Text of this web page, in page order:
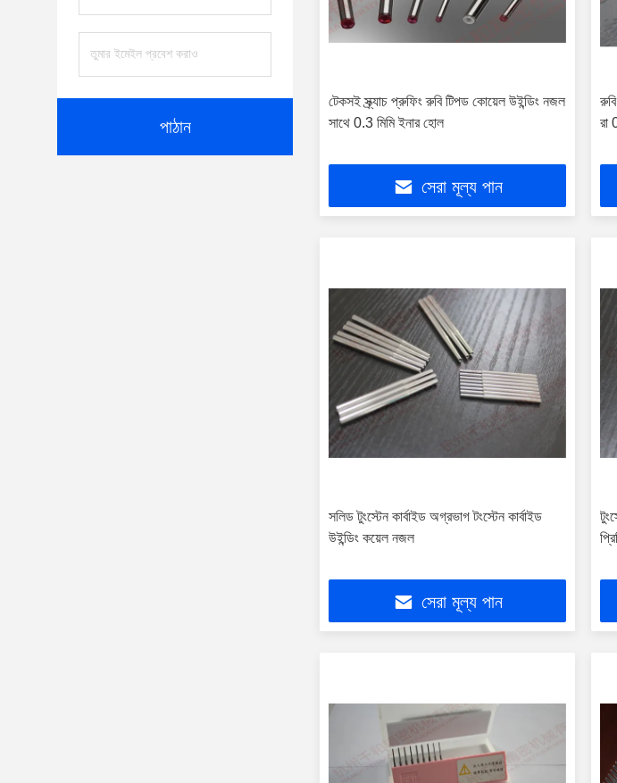
পাঠান
টেকসই স্ক্র্যাচ প্রুফিং রুবি টিপড কোয়েল উইন্ডিং নজল
সাথে 0.3 মিমি ইনার হোল
সেরা মূল্য পান
রা
সলিড টুংস্টেন কার্বাইড অগ্রভাগ টংস্টেন কার্বাইড
উইন্ডিং কয়েল নজল
সেরা মূল্য পান